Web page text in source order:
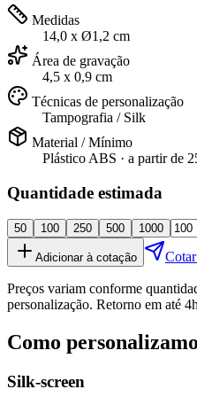
Medidas
14,0 x Ø1,2 cm
Área de gravação
4,5 x 0,9 cm
Técnicas de personalização
Tampografia / Silk
Material / Mínimo
Plástico ABS · a partir de
Quantidade estimada
50 100 250 500 1000
Adicionar à cotação
Preços variam conforme
personalização. Retorno em até
Como
Silk-screen